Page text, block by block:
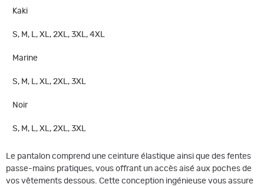
Kaki
S, M, L, XL, 2XL, 3XL, 4XL
Marine
S, M, L, XL, 2XL, 3XL
Noir
S, M, L, XL, 2XL, 3XL
Le pantalon comprend une ceinture élastique ainsi que des fentes
passe-mains pratiques, vous offrant un accès aisé aux poches de
vos vêtements dessous. Cette conception ingénieuse vous assure